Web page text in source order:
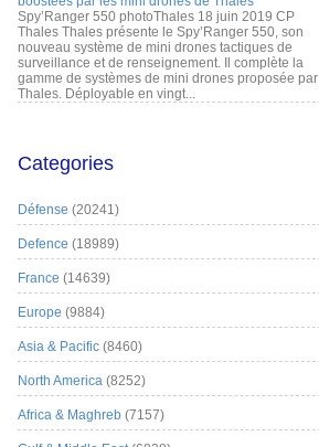
Spy’Ranger 550 photoThales 18 juin 2019 CP
Thales Thales présente le Spy’Ranger 550, son
nouveau système de mini drones tactiques de
surveillance et de renseignement. Il complète la
gamme de systèmes de mini drones proposée par
Thales. Déployable en vingt...
Categories
Défense (20241)
Defence (18989)
France (14639)
Europe (9884)
Asia & Pacific (8460)
North America (8252)
Africa & Maghreb (7157)